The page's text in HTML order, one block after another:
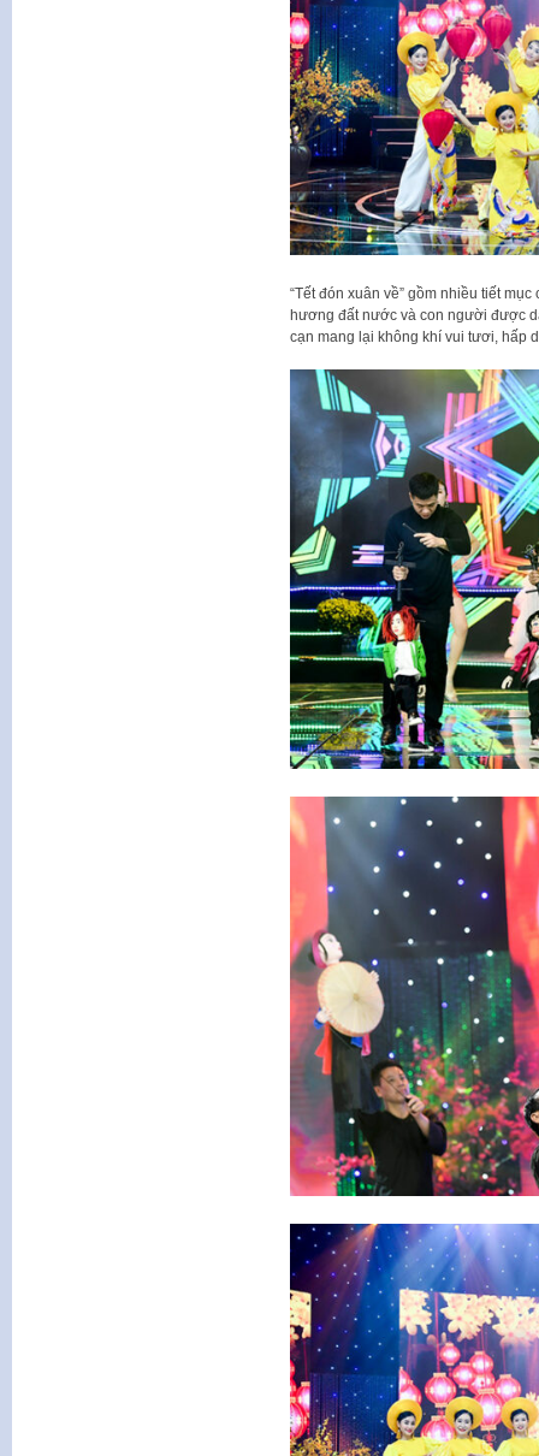
“Tết đón xuân về” gồm nhiều tiết
hương đất nước và con người được
cạn mang lại không khí vui tươi, hấp